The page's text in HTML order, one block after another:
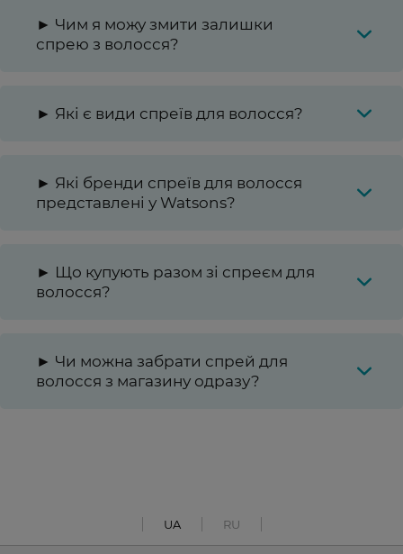
► Чим я можу змити залишки
спрею з волосся?
► Які є види спреїв для волосся?
► Які бренди спреїв для волосся
представлені у Watsons?
► Що купують разом зі спреєм для
волосся?
► Чи можна забрати спрей для
волосся з магазину одразу?
UA RU